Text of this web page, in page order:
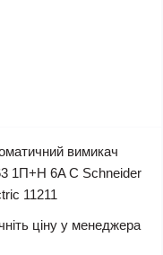
вимикач
1П+Н 6A C Schneider
11211
ціну у менеджера